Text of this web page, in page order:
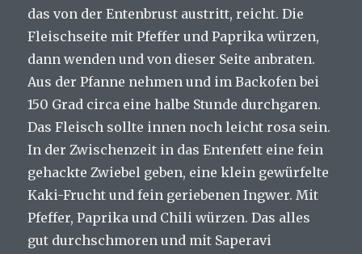
das von der Entenbrust austritt, reicht. Die
Fleischseite mit Pfeffer und Paprika würzen,
dann wenden und von dieser Seite anbraten.
Aus der Pfanne nehmen und im Backofen bei
150 Grad circa eine halbe Stunde durchgaren.
Das Fleisch sollte innen noch leicht rosa sein.
In der Zwischenzeit in das Entenfett eine fein
gehackte Zwiebel geben, eine klein gewürfelte
Kaki-Frucht und fein geriebenen Ingwer. Mit
Pfeffer, Paprika und Chili würzen. Das alles
gut durchschmoren und mit Saperavi